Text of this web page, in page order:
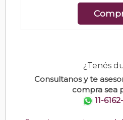
¿Tenés
Consultanos y te
compra sea
11-